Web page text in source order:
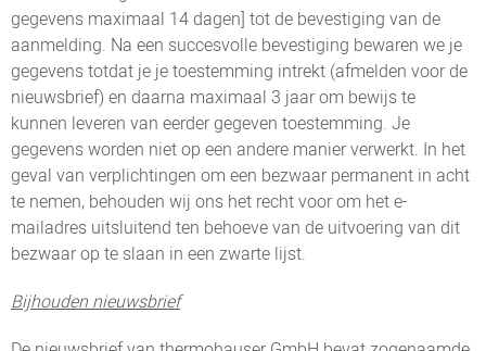
gegevens maximaal 14 dagen] tot de bevestiging van de
aanmelding. Na een succesvolle bevestiging bewaren we je
gegevens totdat je je toestemming intrekt (afmelden voor de
nieuwsbrief) en daarna maximaal 3 jaar om bewijs te
kunnen leveren van eerder gegeven toestemming. Je
gegevens worden niet op een andere manier verwerkt. In het
geval van verplichtingen om een bezwaar permanent in acht
te nemen, behouden wij ons het recht voor om het e-
mailadres uitsluitend ten behoeve van de uitvoering van dit
bezwaar op te slaan in een zwarte lijst.
Bijhouden nieuwsbrief